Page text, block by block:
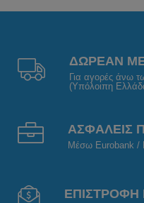
ΔΩΡΕΑΝ
Για αγορές άνω
(Υπόλοιπη
ΑΣΦΑΛΕΙΣ
Μέσω Eurobank /
ΕΠΙΣΤΡΟΦΗ